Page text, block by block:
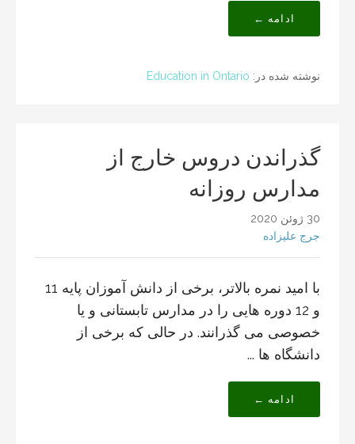
ادامه ←
نوشته شده در: Education in Ontario
گذراندن دروس خارج از
مدارس روزانه
30 ژوئن 2020
جرج علیزاده
با امید نمره بالاتر، برخی از دانش آموزان پایه 11
و 12 دوره هایی را در مدارس تابستانی و یا
خصوصی می گذرانند. در حالی که برخی از
دانشگاه ها ...
ادامه ←